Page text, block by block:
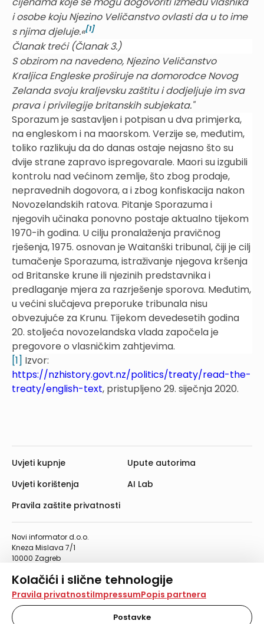
Kolačići i slične tehnologije
Na našoj web stranici koristimo kolačiće i slične
tehnologije za pohranu, čitanje i obradu informacija na
vašem uređaju. Time poboljšavamo korisničko iskustvo,
Pravila privatnostiImpressumPopis partnera
Postavke
i osobe koju Njezino Veličanstvo ovlasti da u to ime
s njima djeluje.«[1]
Članak treći (Članak 3.)
S obzirom na navedeno, Njezino Veličanstvo
Kraljica Engleske proširuje na domorodce Novog
Zelanda svoju kraljevsku zaštitu i dodjeljuje im sva
prava i privilegije britanskih subjekata."
Sporazum je sastavljen i potpisan u dva primjerka,
na engleskom i na maorskom. Verzije se, međutim,
toliko razlikuju da do danas ostaje nejasno što su
dvije strane zapravo ispregovarale. Maori su izgubili
kontrolu nad većinom zemlje, što zbog prodaje,
nepravednih dogovora, a i zbog konfiskacija nakon
Novozelandskih ratova. Pitanje Sporazuma i
njegovih učinaka ponovno postaje aktualno tijekom
1970-ih godina. U cilju pronalaženja pravičnog
rješenja, 1975. osnovan je Waitanški tribunal, čiji je cilj
tumačenje Sporazuma, istraživanje njegova kršenja
od Britanske krune ili njezinih predstavnika i
predlaganje mjera za razrješenje sporova. Međutim,
u većini slučajeva preporuke tribunala nisu
obvezujuće za Krunu. Tijekom devedesetih godina
20. stoljeća novozelandska vlada započela je
pregovore o vlasničkim zahtjevima.
[1] Izvor:
https://nzhistory.govt.nz/politics/treaty/read-the-
treaty/english-text, pristupljeno 29. siječnja 2020.
Novi informator d.o.o.
Kneza Mislava 7/1
10000 Zagreb
Telefaks: 01/4612-553
info@informator.hr
PRATITE NAS:
Uvjeti kupnje
Uvjeti korištenja
Pravila zaštite privatnosti
Upute autorima
AI Lab